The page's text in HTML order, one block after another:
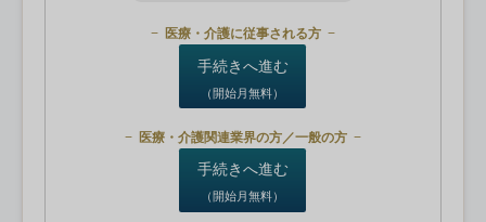
医療・介護に従事される方
手続きへ進む
（開始月無料）
医療・介護関連業界の方／一般の方
手続きへ進む
（開始月無料）